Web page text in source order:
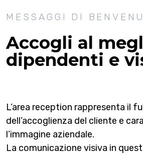
MESSAGGI DI
Accogli al
dipendenti e
L’area reception rappresenta il
dell’accoglienza del cliente e
l’immagine aziendale.
La comunicazione visiva in